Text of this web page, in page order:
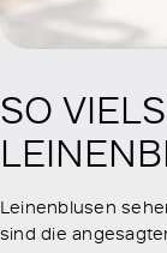
SO
Leinenblusen
sind die